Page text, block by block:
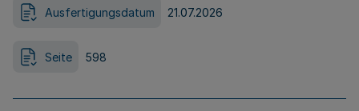
Ausfertigungsdatum 21.07.2026
Seite 598